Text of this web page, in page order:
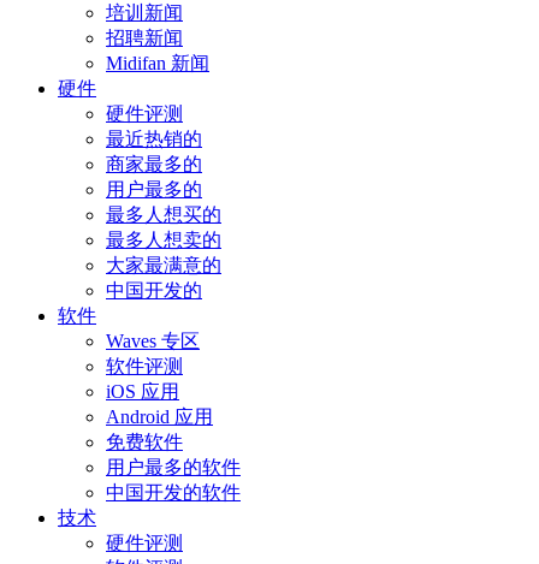
培训新闻
招聘新闻
Midifan 新闻
硬件
硬件评测
最近热销的
商家最多的
用户最多的
最多人想买的
最多人想卖的
大家最满意的
中国开发的
软件
Waves 专区
软件评测
iOS 应用
Android 应用
免费软件
用户最多的软件
中国开发的软件
技术
硬件评测